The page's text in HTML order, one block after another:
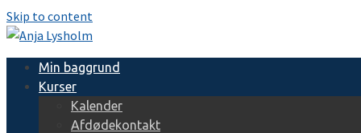
Skip to content
Min baggrund
Kurser
Kalender
Afdødekontakt